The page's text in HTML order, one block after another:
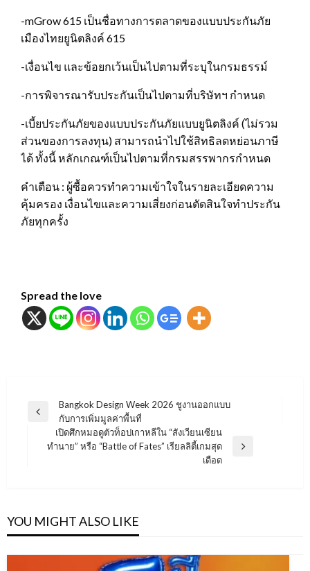
-mGrow 615 เป็นชื่อทางการตลาดของแบบประกันภัย
เมืองไทยยูนิตลิงค์ 615
-เงื่อนไข และข้อยกเว้นเป็นไปตามที่ระบุในกรมธรรม์
-การพิจารณารับประกันเป็นไปตามที่บริษัทฯ กำหนด
-เบี้ยประกันภัยของแบบประกันภัยแบบยูนิตลิงค์ (ไม่รวม
ส่วนของการลงทุน) สามารถนำไปใช้สิทธิลดหย่อนภาษี
ได้ ทั้งนี้ หลักเกณฑ์เป็นไปตามที่กรมสรรพากรกำหนด
คำเตือน : ผู้ซื้อควรทำความเข้าใจในรายละเอียดความ
คุ้มครอง เงื่อนไขและความเสี่ยงก่อนตัดสินใจทำประกัน
ภัยทุกครั้ง
Spread the love
แนะแนว
Previous
Bangkok Design Week 2026 ชูงานออกแบบ
กับการเพิ่มมูลค่าพื้นที่
Next
เปิดศึกหมอดูตัวท็อปเกาหลีใน “สังเวียนเซียน
ทำนาย” หรือ “Battle of Fates” เรียลลิตี้เกมสุด
เดือด
YOU MIGHT ALSO LIKE